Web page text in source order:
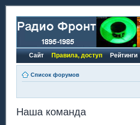
Сайт Правила, доступ Рейтинги
Список форумов
Наша команда